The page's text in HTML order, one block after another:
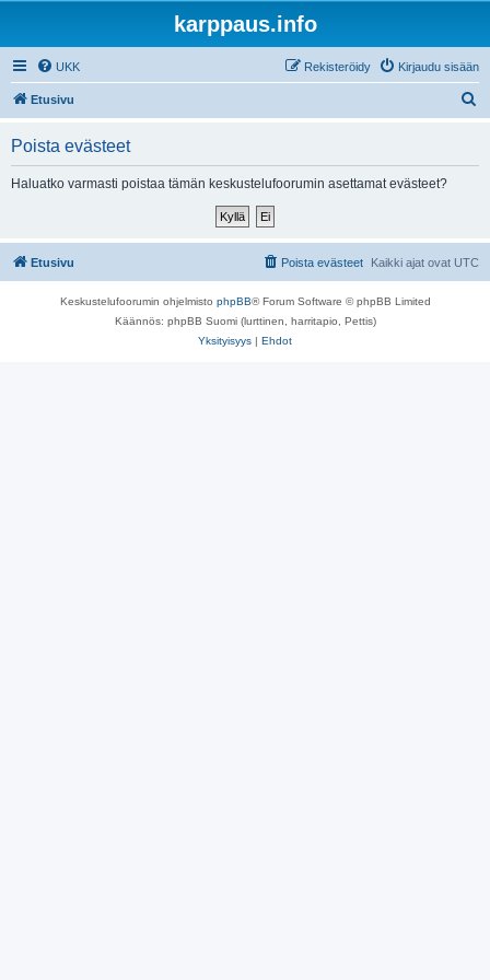
karppaus.info
UKK Kirjaudu sisään
Rekisteröidy
Etusivu
Poista evästeet
Haluatko varmasti poistaa tämän keskustelufoorumin asettamat evästeet?
Etusivu Kaikki ajat ovat UTC
Poista evästeet
Keskustelufoorumin ohjelmisto phpBB® Forum Software © phpBB Limited
Käännös: phpBB Suomi (lurttinen, harritapio, Pettis)
Yksityisyys | Ehdot